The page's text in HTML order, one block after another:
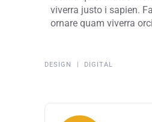
viverra justo i sapien.
ornare quam viverra
DESIGN DIGITAL